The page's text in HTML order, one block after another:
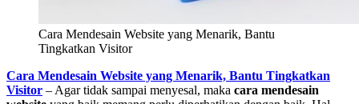
Cara Mendesain Website yang Menarik, Bantu
Tingkatkan Visitor
Cara Mendesain Website yang Menarik, Bantu Tingkatkan
Visitor – Agar tidak sampai menyesal, maka cara mendesain